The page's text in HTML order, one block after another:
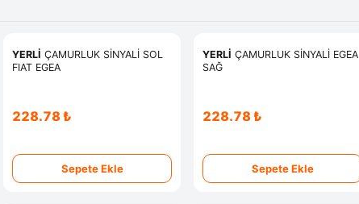
YERLİ
FIAT EGEA
228.78 ₺
Sepete Ekle
YERLİ ÇAMURLUK SİNYALİ EGEA
SAĞ
228.78 ₺
Sepete Ekle